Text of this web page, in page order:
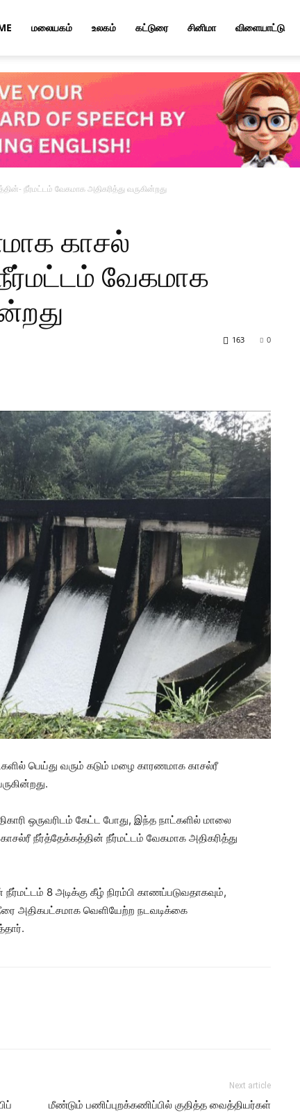
மலையகம் உலகம் கட்டுரை சினிமா விளையாட்டு
நீர்மட்டம் வேகமாக அதிகரித்து வருகின்றது
காசல்
வேகமாக
0
163
பெய்து வரும் கடும் மழை காரணமாக காசல்ரீ
ஒருவரிடம் கேட்ட போது, ​​இந்த நாட்களில் மாலை
நீர்த்தேக்கத்தின் நீர்மட்டம் வேகமாக அதிகரித்து
8 அடிக்கு கீழ் நிரம்பி காணப்படுவதாகவும்,
அதிகபட்சமாக வெளியேற்ற நடவடிக்கை
Next article
மீண்டும் பணிப்புறக்கணிப்பில் குதித்த வைத்தியர்கள்